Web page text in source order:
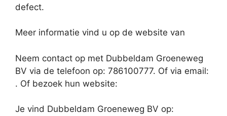
defect.
Meer informatie vind u op de website van
Neem contact op met Dubbeldam Groeneweg
BV via de telefoon op: 786100777. Of via email:
. Of bezoek hun website:
Je vind Dubbeldam Groeneweg BV op: